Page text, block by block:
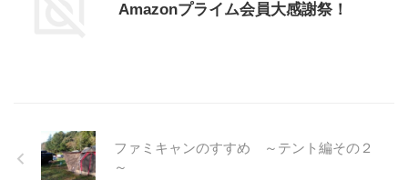
Amazonプライム会員大感謝祭！
ファミキャンのすすめ ～テント編その２
～